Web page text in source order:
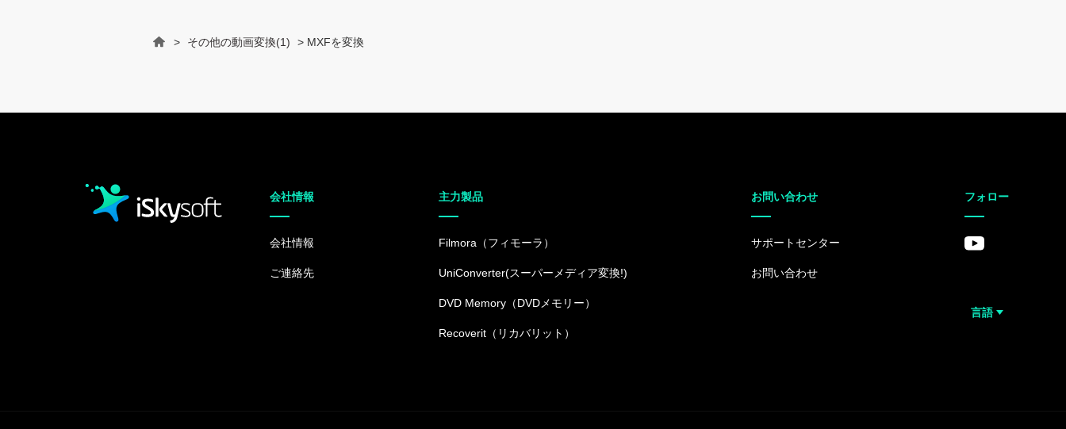
> その他の動画変換(1) > MXFを変換
会社情報
会社情報
ご連絡先
主力製品
Filmora（フィモーラ）
UniConverter(スーパーメディア変換!)
DVD Memory（DVDメモリー）
Recoverit（リカバリット）
お問い合わせ
サポートセンター
お問い合わせ
フォロー
言語